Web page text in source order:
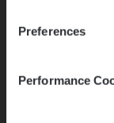
Preferences
Performance